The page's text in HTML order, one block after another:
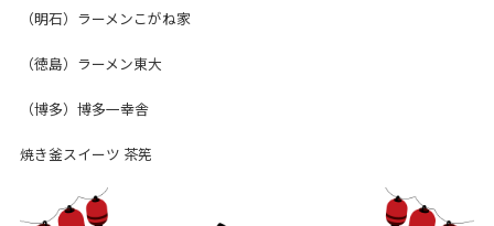
（明石）ラーメンこがね家
（徳島）ラーメン東大
（博多）博多一幸舎
焼き釜スイーツ 茶筅